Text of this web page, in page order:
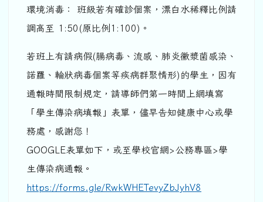
環境消毒： 班級若有確診個案，漂白水稀釋比例請
調高至 1:50(原比例1:100)。
若班上有請病假(腸病毒、流感、肺炎黴漿菌感染、
諾羅、輪狀病毒個案等疾病群聚情形)的學生，因有
通報時間限制規定，請導師們第一時間上網填寫
「學生傳染病填報」表單，儘早告知健康中心或學
務處，感謝您！
GOOGLE表單如下，或至學校官網>公務專區>學
生傳染病通報。
https://forms.gle/RwkWHETevyZbJyhV8